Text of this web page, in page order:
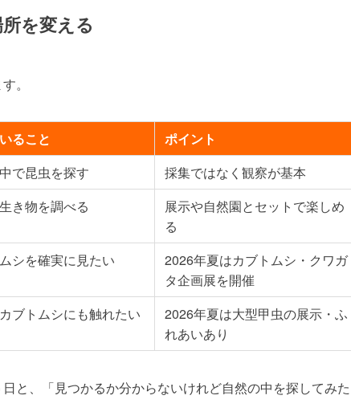
を変える
。
ること
ポイント
で昆虫を探す
採集ではなく観察が基本
き物を調べる
展示や自然園とセットで楽しめ
る
シを確実に見たい
2026年夏はカブトムシ・クワガ
タ企画展を開催
ブトムシにも触れたい
2026年夏は大型甲虫の展示・ふ
れあいあり
と、「見つかるか分からないけれど自然の中を探してみた